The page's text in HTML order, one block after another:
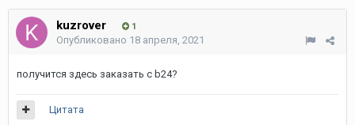
kuzrover 1
Опубликовано 18 апреля, 2021
получится здесь заказать с b24?
Цитата